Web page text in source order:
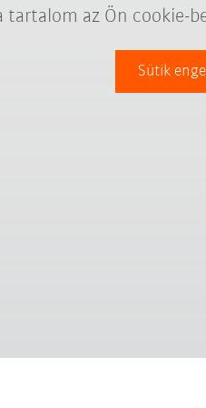
tartalom az Ön cookie-
Sütik